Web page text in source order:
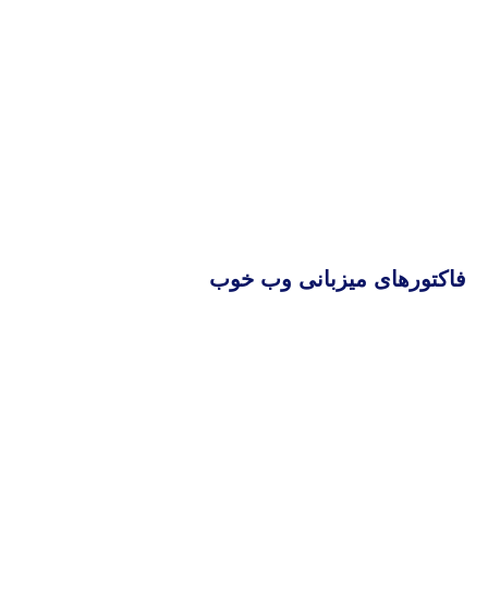
فاکتورهای میزبانی وب خوب